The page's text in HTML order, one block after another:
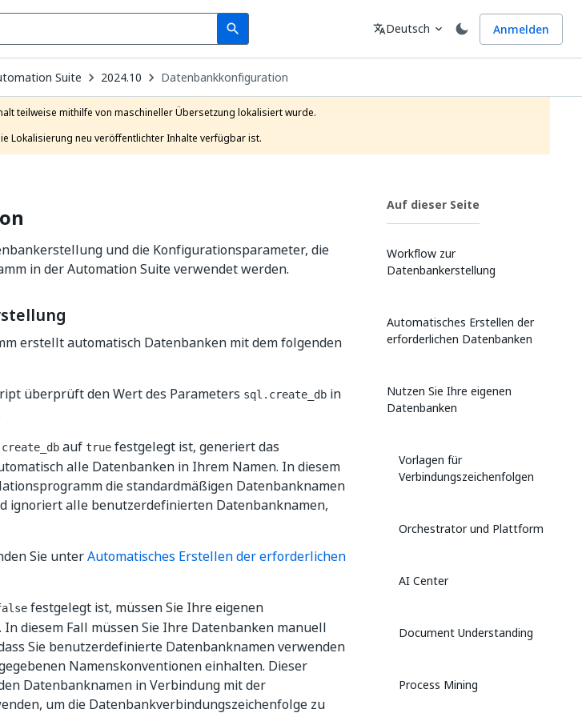
search
Search Sprache
translateDeutsch expand_more Anmelden
Suite 2024.10 Datenbankkonfiguration
teilweise mithilfe von maschineller Übersetzung lokalisiert wurde.
Lokalisierung neu veröffentlichter Inhalte verfügbar ist.
und die Konfigurationsparameter, die
in der Automation Suite verwendet werden.
erstellt automatisch Datenbanken mit dem folgenden
überprüft den Wert des Parameters sql.create_db in
auf true festgelegt ist, generiert das
alle Datenbanken in Ihrem Namen. In diesem
die standardmäßigen Datenbanknamen
ignoriert alle benutzerdefinierten Datenbanknamen,
Sie unterAutomatisches Erstellen der erforderlichen
festgelegt ist, müssen Sie Ihre eigenen
diesem Fall müssen Sie Ihre Datenbanken manuell
Sie benutzerdefinierte Datenbanknamen verwenden
Namenskonventionen einhalten. Dieser
Datenbanknamen in Verbindung mit der
um die Datenbankverbindungszeichenfolge zu
Auf dieser Seite
Workflow zur
Datenbankerstellung
Automatisches Erstellen der
erforderlichen Datenbanken
Nutzen Sie Ihre eigenen
Datenbanken
Vorlagen für
Verbindungszeichenfolgen
Orchestrator und Plattform
AI Center
Document Understanding
Process Mining